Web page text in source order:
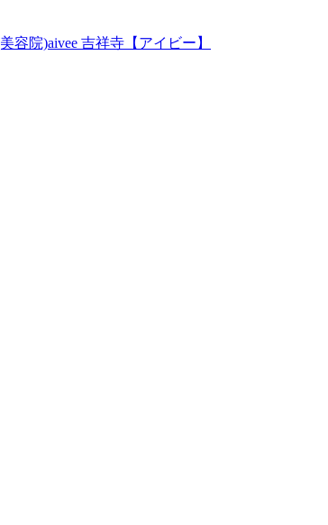
容院)aivee 吉祥寺【アイビー】